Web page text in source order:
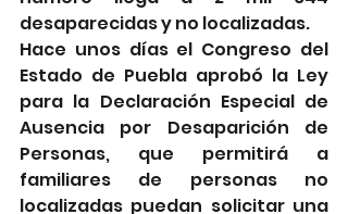
desaparecidas y no localizadas.
Hace unos días el Congreso del
Estado de Puebla aprobó la Ley
para la Declaración Especial de
Ausencia por Desaparición de
Personas, que permitirá a
familiares de personas no
localizadas puedan solicitar una